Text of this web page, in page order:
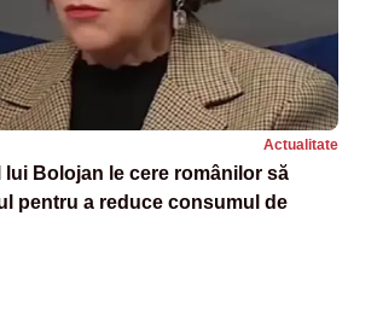
Actualitate
lui Bolojan le cere românilor să
pentru a reduce consumul de